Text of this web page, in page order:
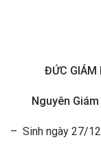
ĐỨC GIÁM
Nguyên
– Sinh ngày 27/